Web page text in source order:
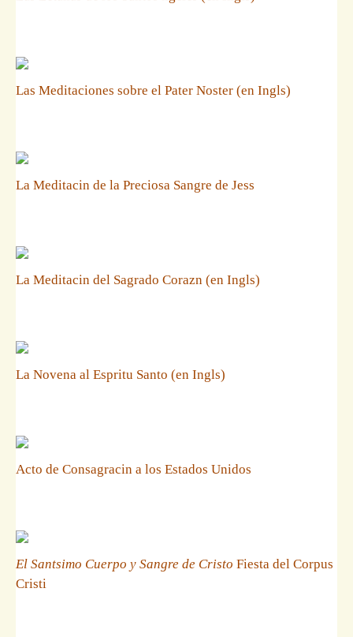
Las Meditaciones sobre el Pater Noster (en Ingls)
La Meditacin de la Preciosa Sangre de Jess
La Meditacin del Sagrado Corazn (en Ingls)
La Novena al Espritu Santo (en Ingls)
Acto de Consagracin a los Estados Unidos
El Santsimo Cuerpo y Sangre de Cristo Fiesta del Corpus
Cristi